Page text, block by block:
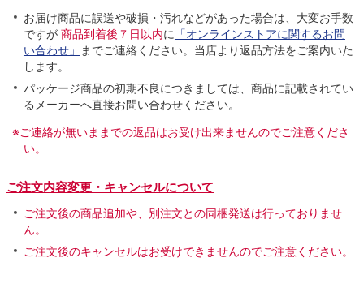
お届け商品に誤送や破損・汚れなどがあった場合は、大変お手数
ですが 商品到着後７日以内に 「オンラインストアに関するお問
い合わせ」
までご連絡ください。当店より返品方法をご案内いた
します。
パッケージ商品の初期不良につきましては、商品に記載されてい
るメーカーへ直接お問い合わせください。
※ご連絡が無いままでの返品はお受け出来ませんのでご注意くださ
い。
ご注文内容変更・キャンセルについて
ご注文後の商品追加や、別注文との同梱発送は行っておりませ
ん。
ご注文後のキャンセルはお受けできませんのでご注意ください。